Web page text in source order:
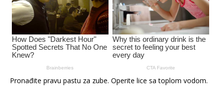
Pronađite pravu pastu za zube. Operite lice sa toplom vodom.